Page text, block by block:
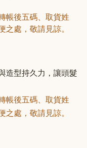
帳後五碼、取貨姓
處，敬請見諒。
造型持久力，讓頭髮
帳後五碼、取貨姓
處，敬請見諒。